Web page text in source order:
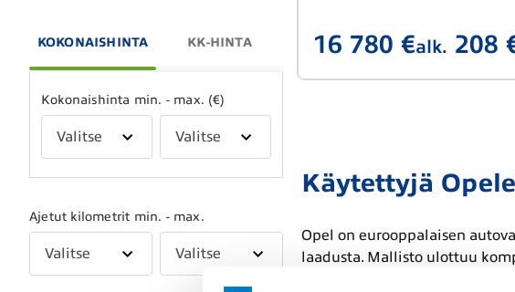
KOKONAISHINTA KK-HINTA
Kokonaishinta min. - max. (€)
Valitse Valitse
Ajetut kilometrit min. - max.
Valitse Valitse
16 780 €alk. 208
Käytettyjä
Opel on eurooppalaisen
laadusta. Mallisto ulottuu
harkittu suunnittelu tekevät